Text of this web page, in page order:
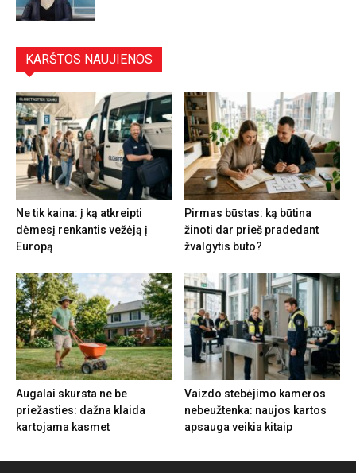
KARŠTOS NAUJIENOS
Ne tik kaina: į ką atkreipti
dėmesį renkantis vežėją į
Europą
Pirmas būstas: ką būtina
žinoti dar prieš pradedant
žvalgytis buto?
Augalai skursta ne be
priežasties: dažna klaida
kartojama kasmet
Vaizdo stebėjimo kameros
nebeužtenka: naujos kartos
apsauga veikia kitaip